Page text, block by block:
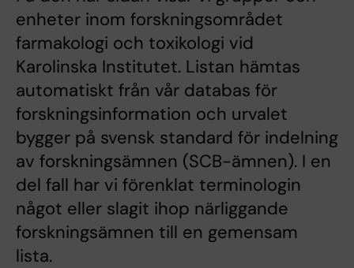
enheter inom forskningsområdet
farmakologi och toxikologi vid
Karolinska Institutet. Listan hämtas
automatiskt från vår databas för
forskningsinformation och urvalet
bygger på svensk standard för indelning
av forskningsämnen (SCB-ämnen). I en
del fall har vi förenklat terminologin
något eller slagit ihop närliggande
forskningsämnen till en gemensam
lista.